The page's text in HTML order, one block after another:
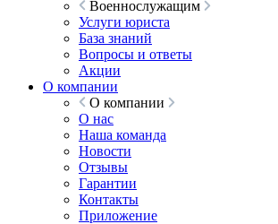
Военнослужащим
Услуги юриста
База знаний
Вопросы и ответы
Акции
О компании
О компании
О нас
Наша команда
Новости
Отзывы
Гарантии
Контакты
Приложение